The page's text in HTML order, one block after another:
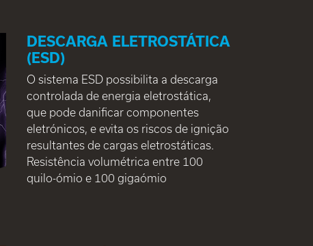
DESCARGA ELETROSTÁTICA
(ESD)
O sistema ESD possibilita a descarga
controlada de energia eletrostática,
que pode danificar componentes
eletrónicos, e evita os riscos de ignição
resultantes de cargas eletrostáticas.
Resistência volumétrica entre 100
quilo-ómio e 100 gigaómio